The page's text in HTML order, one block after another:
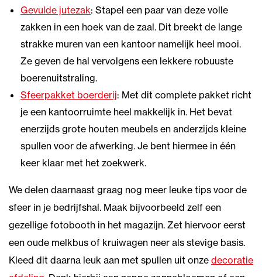
Gevulde jutezak: Stapel een paar van deze volle
zakken in een hoek van de zaal. Dit breekt de lange
strakke muren van een kantoor namelijk heel mooi.
Ze geven de hal vervolgens een lekkere robuuste
boerenuitstraling.
Sfeerpakket boerderij: Met dit complete pakket richt
je een kantoorruimte heel makkelijk in. Het bevat
enerzijds grote houten meubels en anderzijds kleine
spullen voor de afwerking. Je bent hiermee in één
keer klaar met het zoekwerk.
We delen daarnaast graag nog meer leuke tips voor de
sfeer in je bedrijfshal. Maak bijvoorbeeld zelf een
gezellige fotobooth in het magazijn. Zet hiervoor eerst
een oude melkbus of kruiwagen neer als stevige basis.
Kleed dit daarna leuk aan met spullen uit onze decoratie